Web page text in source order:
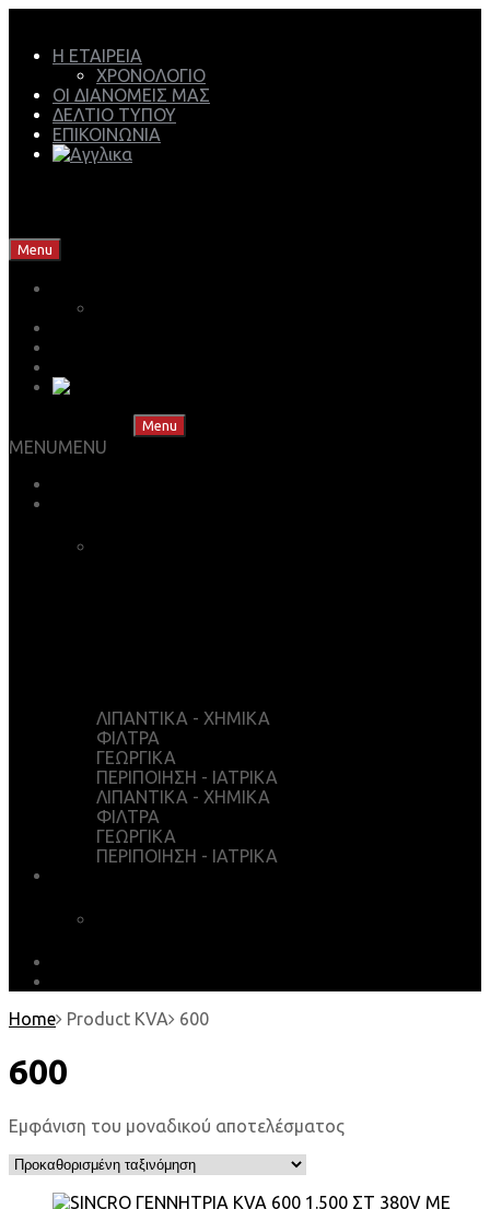
Η ΕΤΑΙΡΕΙΑ
ΧΡΟΝΟΛΟΓΙΟ
ΟΙ ΔΙΑΝΟΜΕΙΣ ΜΑΣ
ΔΕΛΤΙΟ ΤΥΠΟΥ
ΕΠΙΚΟΙΝΩΝΙΑ
Menu
Menu
MENUMENU
ΛΙΠΑΝΤΙΚΑ - ΧΗΜΙΚΑ
ΦΙΛΤΡΑ
ΓΕΩΡΓΙΚΑ
ΠΕΡΙΠΟΙΗΣΗ - ΙΑΤΡΙΚΑ
ΛΙΠΑΝΤΙΚΑ - ΧΗΜΙΚΑ
ΦΙΛΤΡΑ
ΓΕΩΡΓΙΚΑ
ΠΕΡΙΠΟΙΗΣΗ - ΙΑΤΡΙΚΑ
Home
Product KVA 600
600
Εμφάνιση του μοναδικού αποτελέσματος